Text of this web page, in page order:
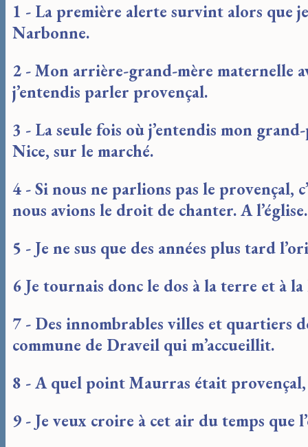
1 - La première alerte survint alors que
Narbonne.
2 - Mon arrière-grand-mère maternelle
j’entendis parler provençal.
3 - La seule fois où j’entendis mon
Nice, sur le marché.
4 - Si nous ne parlions pas le provençal,
nous avions le droit de chanter. A l’église.
5 - Je ne sus que des années plus tard
6 Je tournais donc le dos à la terre et à la
7 - Des innombrables villes et quartiers
commune de Draveil qui m’accueillit.
8 - A quel point Maurras était
9 - Je veux croire à cet air du temps que